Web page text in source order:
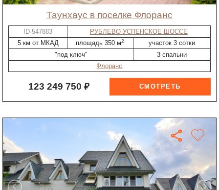
таунхаус в поселке Флоранс
ID-547883
РУБЛЕВО-УСПЕНСКОЕ ШОССЕ
5 км от МКАД
площадь 350 м2
участок 3 сотки
"под ключ"
3 спальни
Флоранс
123 249 750 ₽